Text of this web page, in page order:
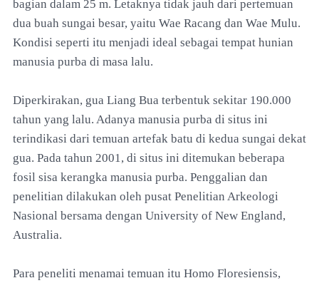
bagian dalam 25 m. Letaknya tidak jauh dari pertemuan
dua buah sungai besar, yaitu Wae Racang dan Wae Mulu.
Kondisi seperti itu menjadi ideal sebagai tempat hunian
manusia purba di masa lalu.
Diperkirakan, gua Liang Bua terbentuk sekitar 190.000
tahun yang lalu. Adanya manusia purba di situs ini
terindikasi dari temuan artefak batu di kedua sungai dekat
gua. Pada tahun 2001, di situs ini ditemukan beberapa
fosil sisa kerangka manusia purba. Penggalian dan
penelitian dilakukan oleh pusat Penelitian Arkeologi
Nasional bersama dengan University of New England,
Australia.
Para peneliti menamai temuan itu Homo Floresiensis,